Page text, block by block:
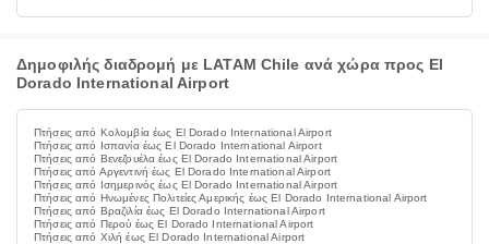
Δημοφιλής διαδρομή με LATAM Chile ανά χώρα προς El
Dorado International Airport
Πτήσεις από Κολομβία έως El Dorado International Airport
Πτήσεις από Ισπανία έως El Dorado International Airport
Πτήσεις από Βενεζουέλα έως El Dorado International Airport
Πτήσεις από Αργεντινή έως El Dorado International Airport
Πτήσεις από Ισημερινός έως El Dorado International Airport
Πτήσεις από Ηνωμένες Πολιτείες Αμερικής έως El Dorado International Airport
Πτήσεις από Βραζιλία έως El Dorado International Airport
Πτήσεις από Περού έως El Dorado International Airport
Πτήσεις από Χιλή έως El Dorado International Airport